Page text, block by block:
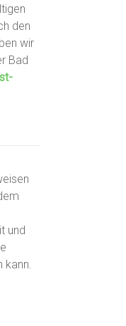
den
wir
Bad
und
kann.